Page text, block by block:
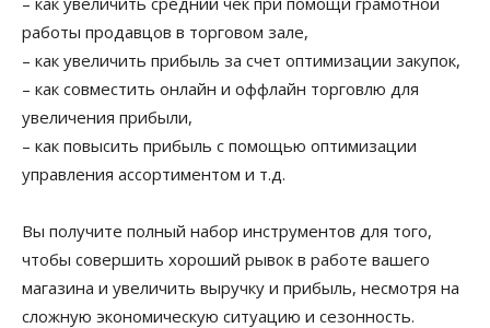
работы продавцов в торговом зале,
– как увеличить прибыль за счет оптимизации закупок,
– как совместить онлайн и оффлайн торговлю для
увеличения прибыли,
– как повысить прибыль с помощью оптимизации
управления ассортиментом и т.д.
Вы получите полный набор инструментов для того,
чтобы совершить хороший рывок в работе вашего
магазина и увеличить выручку и прибыль, несмотря на
сложную экономическую ситуацию и сезонность.